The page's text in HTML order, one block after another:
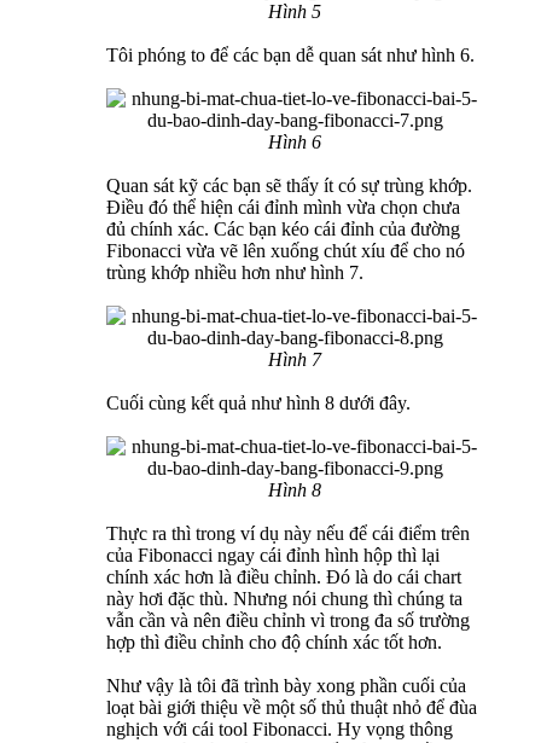
Hình 5
Tôi phóng to để các bạn dễ quan sát như hình 6.
Hình 6
Quan sát kỹ các bạn sẽ thấy ít có sự trùng khớp.
Điều đó thể hiện cái đỉnh mình vừa chọn chưa
đủ chính xác. Các bạn kéo cái đỉnh của đường
Fibonacci vừa vẽ lên xuống chút xíu để cho nó
trùng khớp nhiều hơn như hình 7.
Hình 7
Cuối cùng kết quả như hình 8 dưới đây.
Hình 8
Thực ra thì trong ví dụ này nếu để cái điểm trên
của Fibonacci ngay cái đỉnh hình hộp thì lại
chính xác hơn là điều chỉnh. Đó là do cái chart
này hơi đặc thù. Nhưng nói chung thì chúng ta
vẫn cần và nên điều chỉnh vì trong đa số trường
hợp thì điều chỉnh cho độ chính xác tốt hơn.
Như vậy là tôi đã trình bày xong phần cuối của
loạt bài giới thiệu về một số thủ thuật nhỏ để đùa
nghịch với cái tool Fibonacci. Hy vọng thông